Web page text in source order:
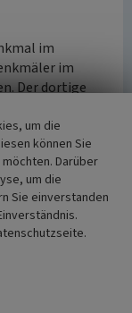
im
im
Der dortige
Knepper
erstellt im
bei
um die
können Sie
Darüber
um die
Sie einverstanden